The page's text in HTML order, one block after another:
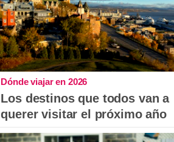
Dónde viajar en 2026
Los destinos que todos van a
querer visitar el próximo año